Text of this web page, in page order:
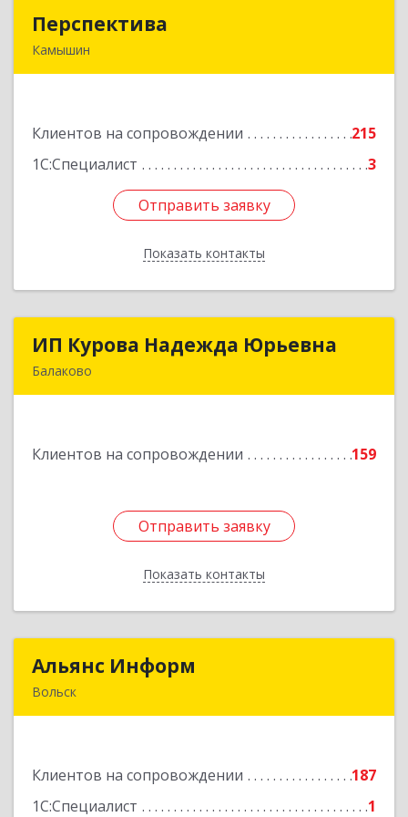
Перспектива
Камышин
Клиентов на сопровождении
215
1С:Специалист
3
Отправить заявку
Показать контакты
Подробнее
Отправить заявку
Назад
ИП Курова Надежда Юрьевна
Балаково
Клиентов на сопровождении 159
Отправить заявку
Показать контакты
ИП Курова Надежда Юрьевна
Подробнее
Отправить заявку
Назад
Альянс Информ
Вольск
Клиентов на сопровождении
187
1С:Специалист
1
Подробнее